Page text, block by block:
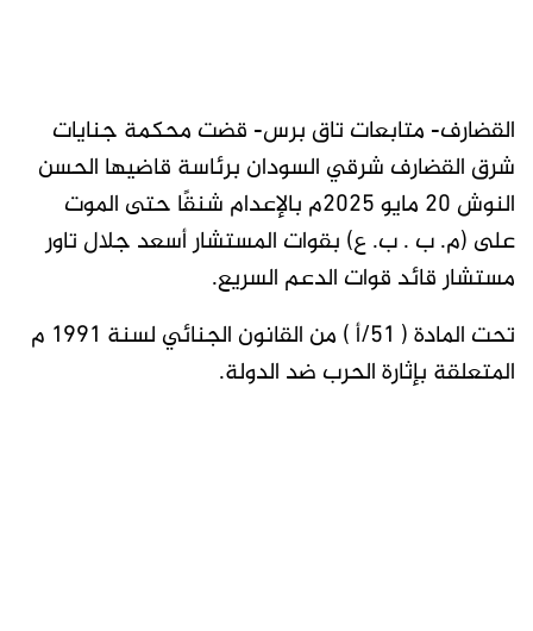
القضارف- متابعات تاق برس- قضت محكمة جنايات
شرق القضارف شرقي السودان برئاسة قاضيها الحسن
النوش 20 مايو 2025م بالإعدام شنقًا حتى الموت
على (م. ب . ب. ع) بقوات المستشار أسعد جلال تاور
مستشار قائد قوات الدعم السريع.
تحت المادة ( 51/أ ) من القانون الجنائي لسنة 1991 م
المتعلقة بإثارة الحرب ضد الدولة.